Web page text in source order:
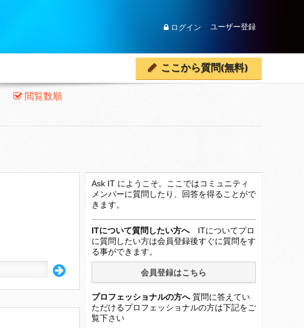
ユーザー登録
ログイン
ここから質問(無料)
閲覧数順
Ask IT にようこそ。ここではコミュニティ
メンバーに質問したり、回答を得ることがで
きます。
ITについて質問したい方へITについてプロ
に質問したい方は会員登録後すぐに質問をす
る事ができます。
プロフェッショナルの方へ質問に答えてい
ただけるプロフェッショナルの方は下記をご
覧下さい